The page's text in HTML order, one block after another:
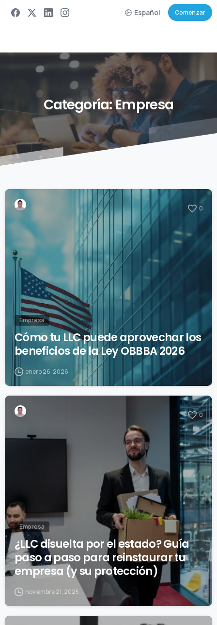
Español Comenzar
Categoría:Empresa
0
Empresa
Cómo tu LLC puede aprovechar los
beneficios de la Ley OBBBA 2026
enero 26, 2026
0
Empresa
¿LLC disuelta por el estado? Guía
paso a paso para reinstaurar tu
empresa (y su protección)
noviembre 21, 2025